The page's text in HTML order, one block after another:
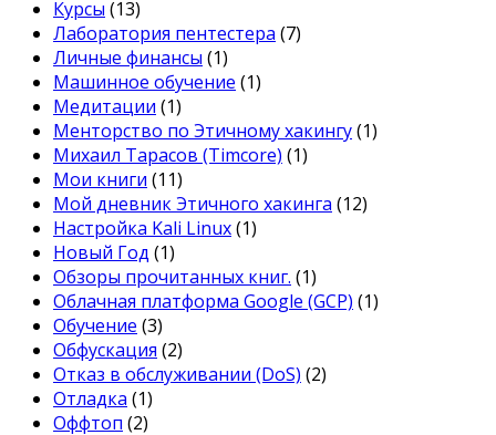
Курсы (13)
Лаборатория пентестера (7)
Личные финансы (1)
Машинное обучение (1)
Медитации (1)
Менторство по Этичному хакингу(1)
Михаил Тарасов (Timcore) (1)
Мои книги (11)
Мой дневник Этичного хакинга (12)
Настройка Kali Linux(1)
Новый Год (1)
Обзоры прочитанных книг. (1)
Облачная платформа Google (GCP) (1)
Обучение (3)
Обфускация (2)
Отказ в обслуживании (DoS) (2)
Отладка (1)
Оффтоп (2)